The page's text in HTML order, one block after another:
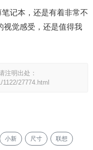
记本，还是有着非常不
视觉感受，还是值得我
注明出处：
27774.html
小新 尺寸 联想